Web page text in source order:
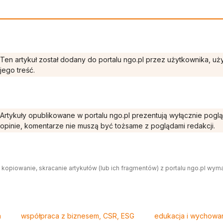
Ten artykuł został dodany do portalu ngo.pl przez użytkownika,
jego treść.
Artykuły opublikowane w portalu ngo.pl prezentują wyłącznie
opinie, komentarze nie muszą być tożsame z poglądami redakcji.
kopiowanie, skracanie artykułów (lub ich fragmentów) z portalu ngo.pl
współpraca z biznesem, CSR, ESG edukacja i